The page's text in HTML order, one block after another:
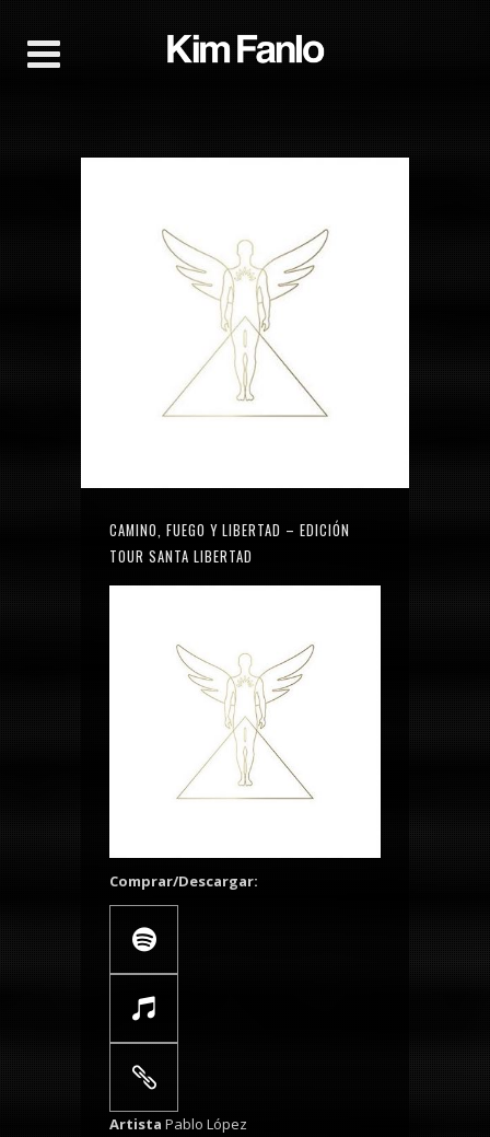
CAMINO, FUEGO Y LIBERTAD – EDICIÓN
TOUR SANTA LIBERTAD
Comprar/Descargar:
Artista Pablo López